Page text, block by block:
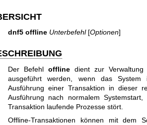
dnf5 offline Unterbefehl[Optionen]
Der Befehloffline dient zur
ausgeführt werden, wenn das
Ausführung einer Transaktion in dieser
Ausführung nach normalem
Transaktion laufende Prozesse stört.
Offline-Transaktionen können mit dem